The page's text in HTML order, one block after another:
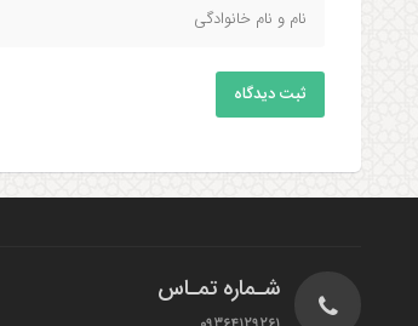
ثبت دیدگاه
شـماره تمـاس